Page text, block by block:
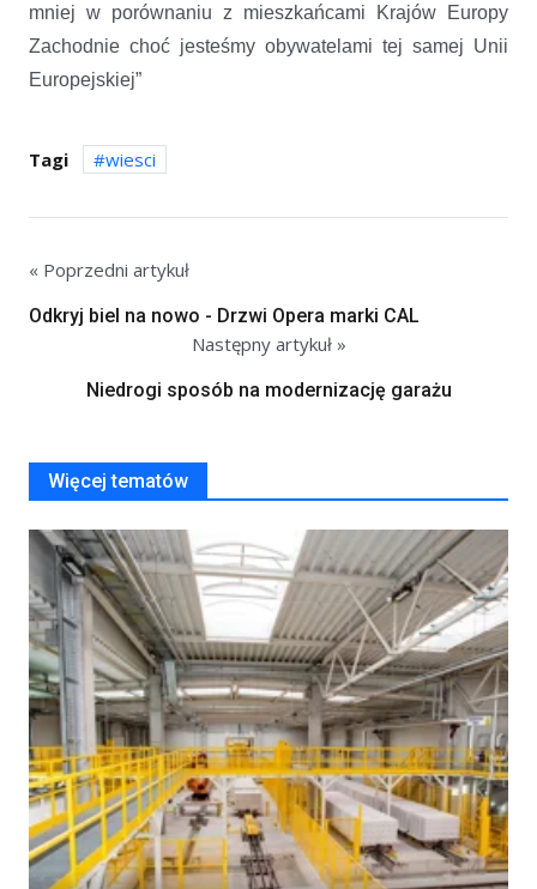
mniej w porównaniu z mieszkańcami Krajów Europy
Zachodnie choć jesteśmy obywatelami tej samej Unii
Europejskiej”
Tagi wiesci
« Poprzedni artykuł
Odkryj biel na nowo - Drzwi Opera marki CAL
Następny artykuł »
Niedrogi sposób na modernizację garażu
Więcej tematów